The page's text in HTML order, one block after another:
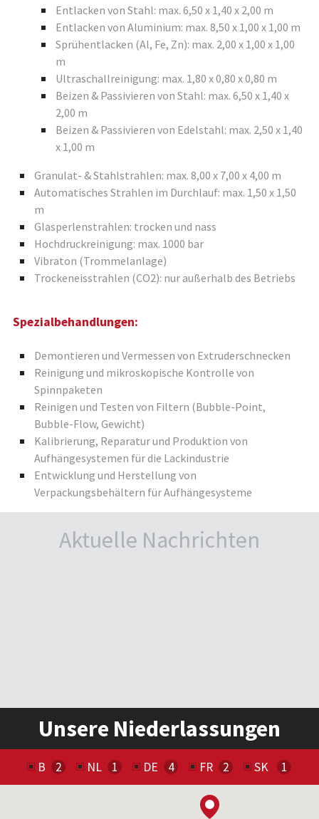
Entlacken von Stahl: max. 6,50 x 1,40 x 2,00 m
Entlacken von Aluminium: max. 8,50 x 1,00 x 1,00 m
Sprühentlacken (Al, Fe, Zn): max. 2,00 x 1,00 x 1,00
m
Ultraschallreinigung: max. 1,80 x 0,80 x 0,80 m
Beizen & Passivieren von Stahl: max. 6,50 x 1,40 x
2,00 m
Beizen & Passivieren von Edelstahl: max. 2,50 x 1,40
x 1,00 m
Granulat- & Stahlstrahlen: max. 8,00 x 7,00 x 4,00 m
Automatisches Strahlen im Durchlauf: max. 1,50 x 1,50
m
Glasperlenstrahlen: trocken und nass
Hochdruckreinigung: max. 1000 bar
Vibraton (Trommelanlage)
Trockeneisstrahlen (CO2): nur außerhalb des Betriebs
Spezialbehandlungen:
Demontieren und Vermessen von Extruderschnecken
Reinigung und mikroskopische Kontrolle von
Spinnpaketen
Reinigen und Testen von Filtern (Bubble-Point,
Bubble-Flow, Gewicht)
Kalibrierung, Reparatur und Produktion von
Aufhängesystemen für die Lackindustrie
Entwicklung und Herstellung von
Verpackungsbehältern für Aufhängesysteme
Aktuelle Nachrichten
Unsere Niederlassungen
B NL DE FR SK